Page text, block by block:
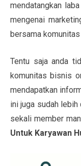
mendatangkan
mengenai
bersama
Tentu saja anda
komunitas bisnis
mendapatkan
ini juga sudah
sekali member
Untuk Karyawan